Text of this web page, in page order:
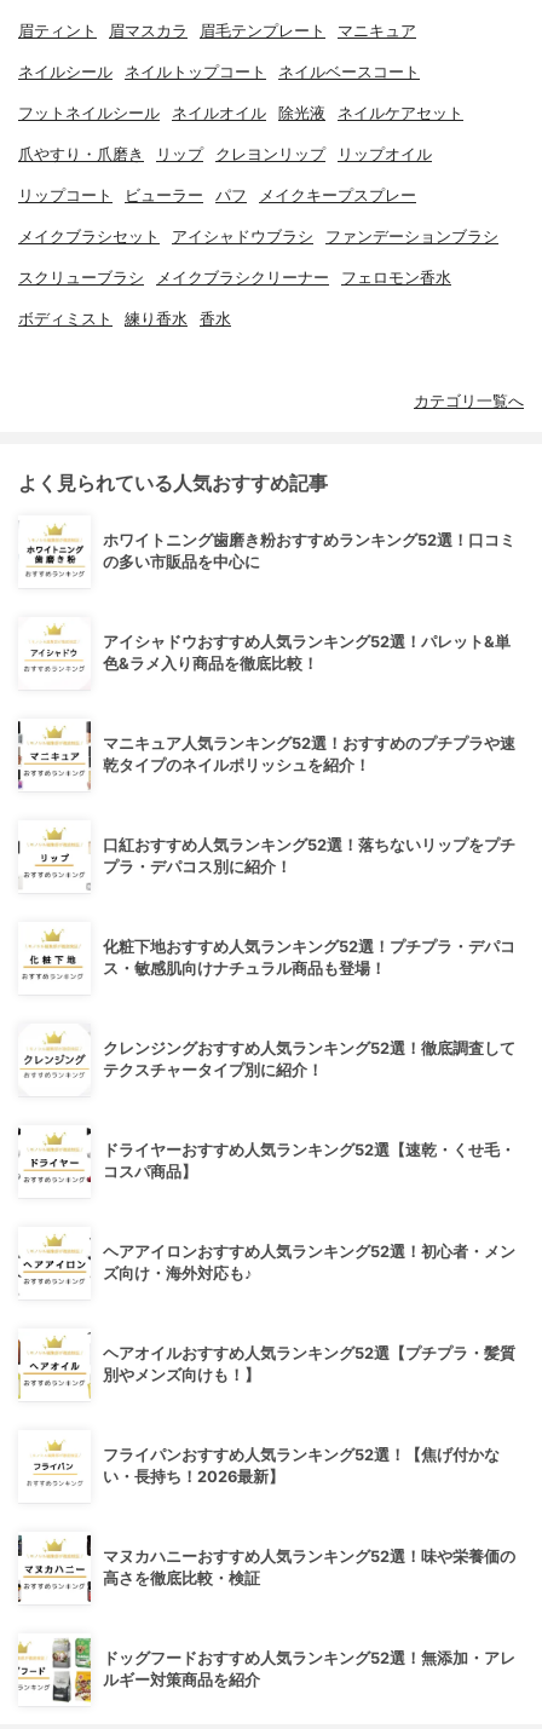
眉ティント 眉マスカラ 眉毛テンプレート マニキュア
ネイルシール ネイルトップコート ネイルベースコート
フットネイルシール ネイルオイル 除光液 ネイルケアセット
爪やすり・爪磨き リップ クレヨンリップ リップオイル
リップコート ビューラー パフ メイクキープスプレー
メイクブラシセット アイシャドウブラシ ファンデーションブラシ
スクリューブラシ メイクブラシクリーナー フェロモン香水
ボディミスト 練り香水 香水
カテゴリ一覧へ
よく見られている人気おすすめ記事
ホワイトニング歯磨き粉おすすめランキング52選！口コミ
の多い市販品を中心に
アイシャドウおすすめ人気ランキング52選！パレット&単
色&ラメ入り商品を徹底比較！
マニキュア人気ランキング52選！おすすめのプチプラや速
乾タイプのネイルポリッシュを紹介！
口紅おすすめ人気ランキング52選！落ちないリップをプチ
プラ・デパコス別に紹介！
化粧下地おすすめ人気ランキング52選！プチプラ・デパコ
ス・敏感肌向けナチュラル商品も登場！
クレンジングおすすめ人気ランキング52選！徹底調査して
テクスチャータイプ別に紹介！
ドライヤーおすすめ人気ランキング52選【速乾・くせ毛・
コスパ商品】
ヘアアイロンおすすめ人気ランキング52選！初心者・メン
ズ向け・海外対応も♪
ヘアオイルおすすめ人気ランキング52選【プチプラ・髪質
別やメンズ向けも！】
フライパンおすすめ人気ランキング52選！【焦げ付かな
い・長持ち！2026最新】
マヌカハニーおすすめ人気ランキング52選！味や栄養価の
高さを徹底比較・検証
ドッグフードおすすめ人気ランキング52選！無添加・アレ
ルギー対策商品を紹介